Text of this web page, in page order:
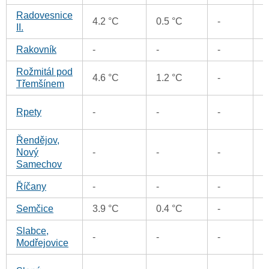
Radovesnice
II.
4.2 °C 0.5 °C -
Rakovník - - -
Rožmitál pod
Třemšínem
4.6 °C 1.2 °C -
Rpety - - -
Řendějov,
Nový
Samechov
- - -
Říčany - - -
Semčice 3.9 °C 0.4 °C -
Slabce,
Modřejovice
- - -